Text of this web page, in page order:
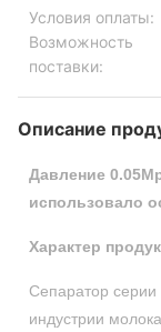
Условия оплаты:
Возможность
поставки:
Описание
Давление
использовало
Характер
Сепаратор
индустрии